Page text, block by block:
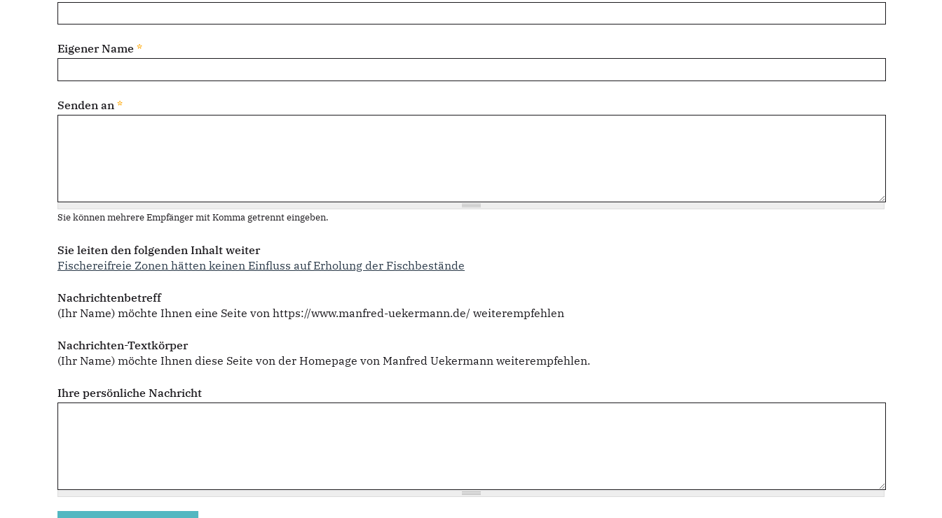
Eigener Name *
Senden an *
Sie können mehrere Empfänger mit Komma getrennt eingeben.
Sie leiten den folgenden Inhalt weiter
Fischereifreie Zonen hätten keinen Einfluss auf Erholung der Fischbestände
Nachrichtenbetreff
(Ihr Name) möchte Ihnen eine Seite von https://www.manfred-uekermann.de/ weiterempfehlen
Nachrichten-Textkörper
(Ihr Name) möchte Ihnen diese Seite von der Homepage von Manfred Uekermann weiterempfehlen.
Ihre persönliche Nachricht